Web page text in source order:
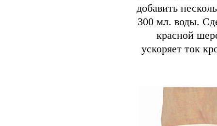
добавить
300 мл. воды.
красной
ускоряет ток